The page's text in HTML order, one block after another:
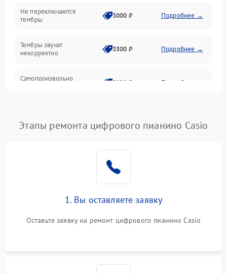
Аудио
Оптика
Не переключаются
тембры
3000 ₽ Подробнее →
Тембры звучат
некорректно
3500 ₽ Подробнее →
Самопроизвольно
2800 ₽ Подробнее →
Этапы ремонта цифрового пианино Casio
1. Вы оставляете заявку
Оставьте заявку на ремонт цифрового пианино Casio